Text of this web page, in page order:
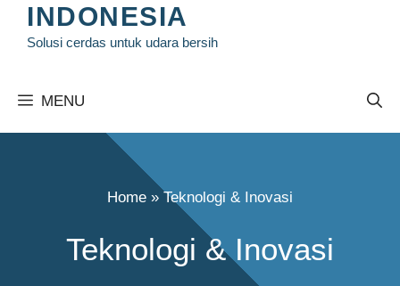
INDONESIA
Solusi cerdas untuk udara bersih
MENU
Home » Teknologi & Inovasi
Teknologi & Inovasi